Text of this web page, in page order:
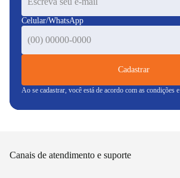
Celular/WhatsApp
Cadastrar
Ao se cadastrar, você está de acordo com as condições e
Canais de atendimento e suporte